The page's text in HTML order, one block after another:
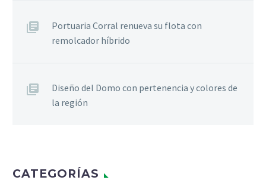
Portuaria Corral renueva su flota con
remolcador híbrido
Diseño del Domo con pertenencia y colores de
la región
CATEGORÍAS